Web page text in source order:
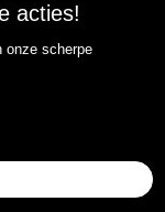
acties!
onze scherpe